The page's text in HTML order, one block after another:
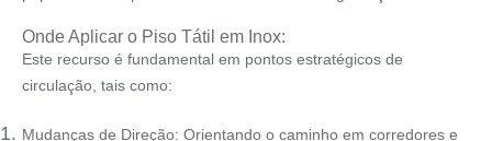
Onde Aplicar o Piso Tátil em Inox:
Este recurso é fundamental em pontos estratégicos de
circulação, tais como:
Mudanças de Direção: Orientando o caminho em corredores e